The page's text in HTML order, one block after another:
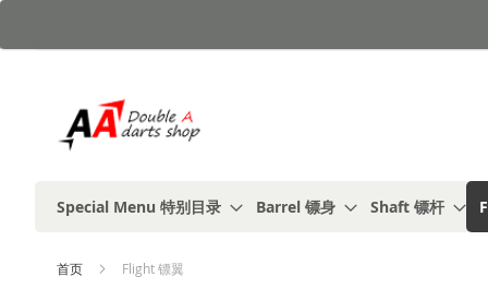
到
Special Menu 特别目录 Barrel 镖身 Shaft 镖杆
首页 Flight 镖翼